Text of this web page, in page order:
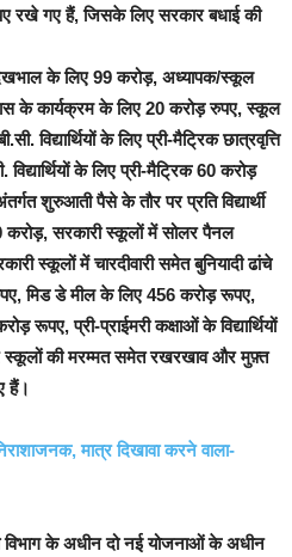
रखे गए हैं, जिसके लिए सरकार बधाई की
देखभाल के लिए 99 करोड़, अध्यापक/स्कूल
के कार्यक्रम के लिए 20 करोड़ रुपए, स्कूल
के लिए प्री-मैट्रिक छात्रवृत्ति
के लिए प्री-मैट्रिक 60 करोड़
शुरुआती पैसे के तौर पर प्रति विद्यार्थी
सरकारी स्कूलों में सोलर पैनल
स्कूलों में चारदीवारी समेत बुनियादी ढांचे
मिड डे मील के लिए 456 करोड़ रूपए,
रूपए, प्री-प्राईमरी कक्षाओं के विद्यार्थियों
स्कूलों की मरम्मत समेत रखरखाव और मुफ़्त
हैं।
मात्र दिखावा करने वाला-
विभाग के अधीन दो नई योजनाओं के अधीन